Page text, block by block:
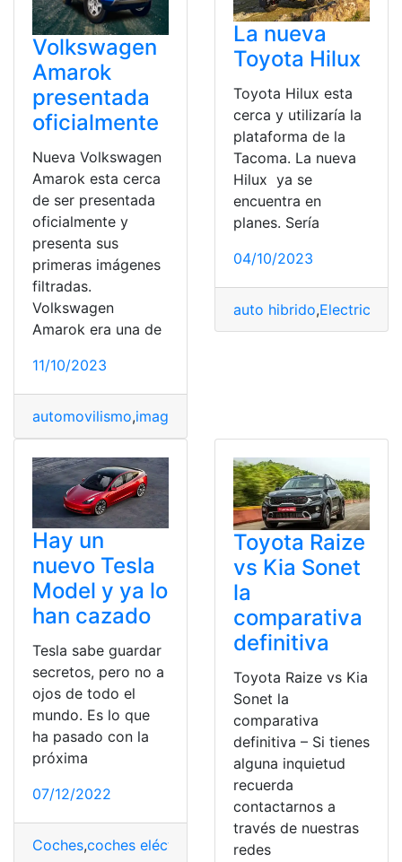
Volkswagen
Amarok
presentada
oficialmente
Nueva Volkswagen
Amarok esta cerca
de ser presentada
oficialmente y
presenta sus
primeras imágenes
filtradas.
Volkswagen
Amarok era una de
11/10/2023
automovilismo,imagenes
La nueva
Toyota Hilux
Toyota Hilux esta
cerca y utilizaría la
plataforma de la
Tacoma. La nueva
Hilux ya se
encuentra en
planes. Sería
04/10/2023
auto hibrido,Electrico
Hay un
nuevo Tesla
Model y ya lo
han cazado
Tesla sabe guardar
secretos, pero no a
ojos de todo el
mundo. Es lo que
ha pasado con la
próxima
07/12/2022
Coches,coches eléctricos Control,Marca
Toyota Raize
vs Kia Sonet
la
comparativa
definitiva
Toyota Raize vs Kia
Sonet la
comparativa
definitiva – Si tienes
alguna inquietud
recuerda
contactarnos a
través de nuestras
redes